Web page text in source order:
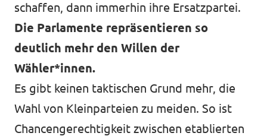
schaffen, dann immerhin ihre Ersatzpartei.
Die Parlamente repräsentieren so
deutlich mehr den Willen der
Wähler*innen.
Es gibt keinen taktischen Grund mehr, die
Wahl von Kleinparteien zu meiden. So ist
Chancengerechtigkeit zwischen etablierten